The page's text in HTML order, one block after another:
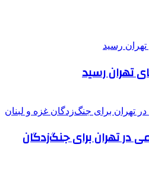
تهران رسید
تهران برای جنگ‌زدگان